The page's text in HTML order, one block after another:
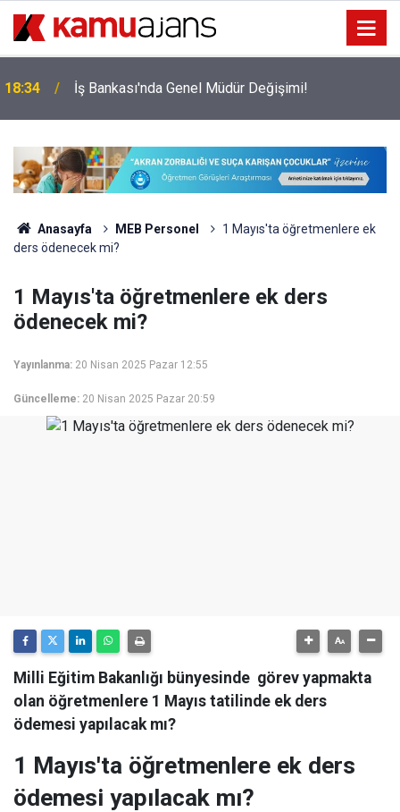
18:04
Okullara Görevlendirilecek Güvenlik Görevlileri
Geniş Yetkilere Sahip Olacak!
Anasayfa MEB Personel
1 Mayıs'ta öğretmenlere ek
ders ödenecek mi?
1 Mayıs'ta öğretmenlere ek ders
ödenecek mi?
Yayınlanma: 20 Nisan 2025 Pazar 12:55
Güncelleme: 20 Nisan 2025 Pazar 20:59
Milli Eğitim Bakanlığı bünyesinde görev yapmakta
olan öğretmenlere 1 Mayıs tatilinde ek ders
ödemesi yapılacak mı?
1 Mayıs'ta öğretmenlere ek ders
ödemesi yapılacak mı?